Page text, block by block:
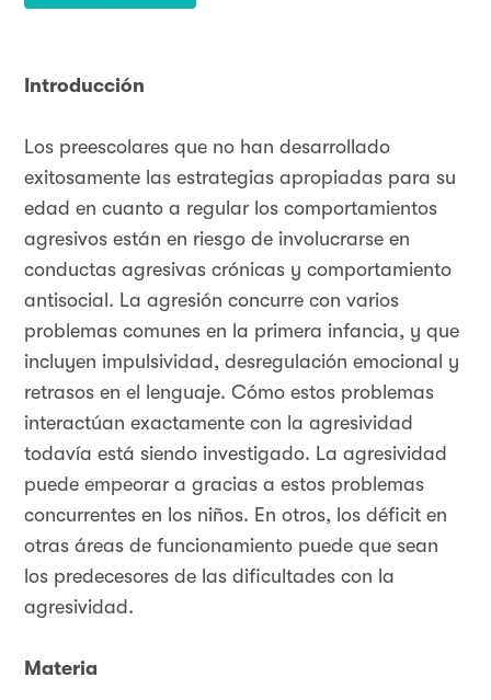
Introducción
Los preescolares que no han desarrollado
exitosamente las estrategias apropiadas para su
edad en cuanto a regular los comportamientos
agresivos están en riesgo de involucrarse en
conductas agresivas crónicas y comportamiento
antisocial. La agresión concurre con varios
problemas comunes en la primera infancia, y que
incluyen impulsividad, desregulación emocional y
retrasos en el lenguaje. Cómo estos problemas
interactúan exactamente con la agresividad
todavía está siendo investigado. La agresividad
puede empeorar a gracias a estos problemas
concurrentes en los niños. En otros, los déficit en
otras áreas de funcionamiento puede que sean
los predecesores de las dificultades con la
agresividad.
Materia